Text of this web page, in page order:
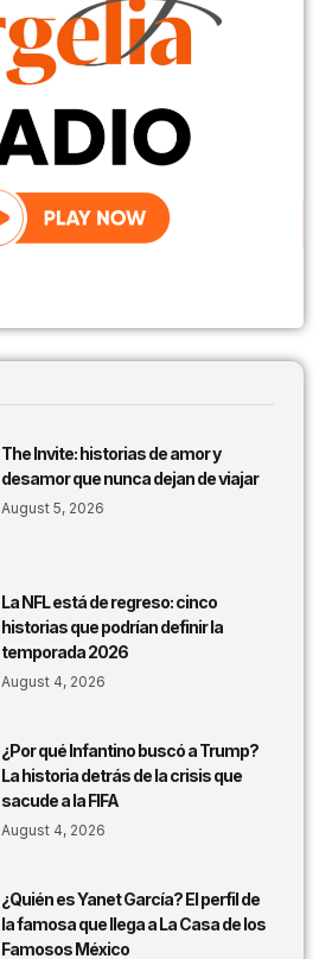
The Invite: historias de amor y
desamor que nunca dejan de viajar
August 5, 2026
La NFL está de regreso: cinco
historias que podrían definir la
temporada 2026
August 4, 2026
¿Por qué Infantino buscó a Trump?
La historia detrás de la crisis que
sacude a la FIFA
August 4, 2026
¿Quién es Yanet García? El perfil de
la famosa que llega a La Casa de los
Famosos México